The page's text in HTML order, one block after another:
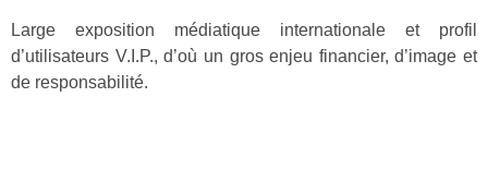
Large exposition médiatique internationale et profil
d’utilisateurs V.I.P., d’où un gros enjeu financier, d’image et
de responsabilité.